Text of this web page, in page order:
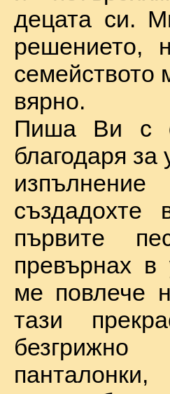
децата си.
решението,
семейството
вярно.
Пиша Ви с
благодаря
изпълнение
първите
превърнах в
ме повлече
тази